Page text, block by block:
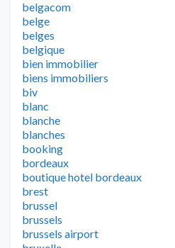
belgacom
belge
belges
belgique
bien immobilier
biens immobiliers
biv
blanc
blanche
blanches
booking
bordeaux
boutique hotel bordeaux
brest
brussel
brussels
brussels airport